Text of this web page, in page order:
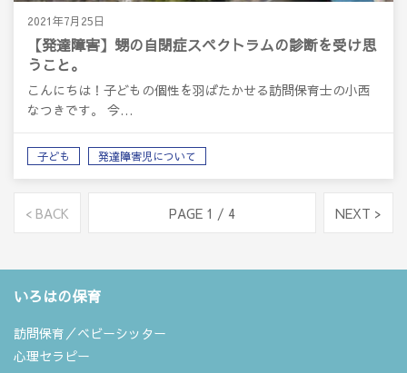
2021年7月25日
【発達障害】甥の自閉症スペクトラムの診断を受け思
うこと。
こんにちは！子どもの個性を羽ばたかせる訪問保育士の小西
なつきです。 今…
子ども 発達障害児について
< BACK PAGE 1 / 4 NEXT >
いろはの保育
訪問保育／ベビーシッター
心理セラピー